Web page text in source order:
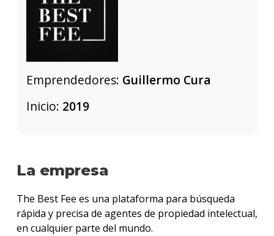
Emprendedores: Guillermo Cura
Inicio: 2019
La empresa
The Best Fee es una plataforma para búsqueda
rápida y precisa de agentes de propiedad intelectual,
en cualquier parte del mundo.